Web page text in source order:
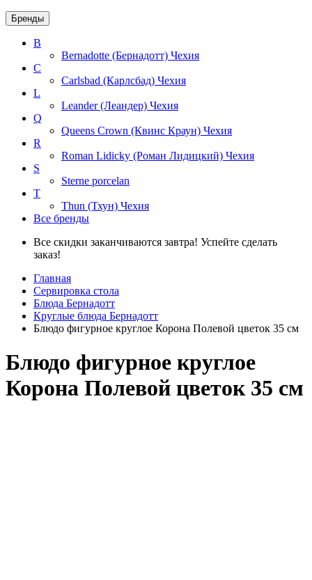
Бренды
B
Bernadotte (Бернадотт) Чехия
C
Carlsbad (Карлсбад) Чехия
L
Leander (Леандер) Чехия
Q
Queens Crown (Квинс Краун) Чехия
R
Roman Lidicky (Роман Лидицкий) Чехия
S
Sterne porcelan
T
Thun (Тхун) Чехия
Все бренды
Все скидки заканчиваются завтра! Успейте сделать
заказ!
Главная
Сервировка стола
Блюда Бернадотт
Круглые блюда Бернадотт
Блюдо фигурное круглое Корона Полевой цветок 35 см
Блюдо фигурное круглое
Корона Полевой цветок 35 см